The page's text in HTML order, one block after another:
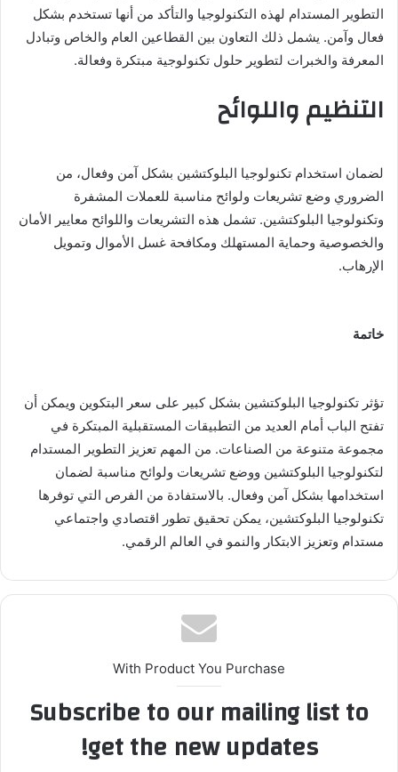
التطوير المستدام لهذه التكنولوجيا والتأكد من أنها تستخدم بشكل
فعال وآمن. يشمل ذلك التعاون بين القطاعين العام والخاص وتبادل
المعرفة والخبرات لتطوير حلول تكنولوجية مبتكرة وفعالة.
التنظيم واللوائح
لضمان استخدام تكنولوجيا البلوكتشين بشكل آمن وفعال، من
الضروري وضع تشريعات ولوائح مناسبة للعملات المشفرة
وتكنولوجيا البلوكتشين. تشمل هذه التشريعات واللوائح معايير الأمان
والخصوصية وحماية المستهلك ومكافحة غسل الأموال وتمويل
الإرهاب.
خاتمة
تؤثر تكنولوجيا البلوكتشين بشكل كبير على سعر البتكوين ويمكن أن
تفتح الباب أمام العديد من التطبيقات المستقبلية المبتكرة في
مجموعة متنوعة من الصناعات. من المهم تعزيز التطوير المستدام
لتكنولوجيا البلوكتشين ووضع تشريعات ولوائح مناسبة لضمان
استخدامها بشكل آمن وفعال. بالاستفادة من الفرص التي توفرها
تكنولوجيا البلوكتشين، يمكن تحقيق تطور اقتصادي واجتماعي
مستدام وتعزيز الابتكار والنمو في العالم الرقمي.
With Product You Purchase
Subscribe to our mailing list to
get the new updates!